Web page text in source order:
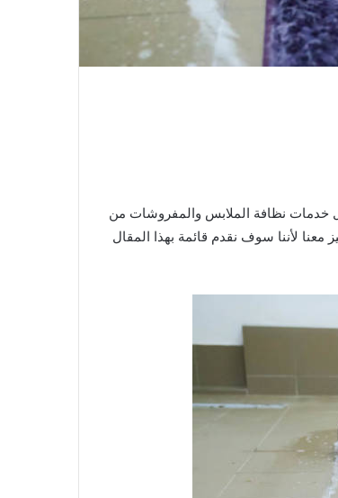
خدمات نظافة الملابس والمفروشات من
لأننا سوف نقدم قائمة بهذا المقال